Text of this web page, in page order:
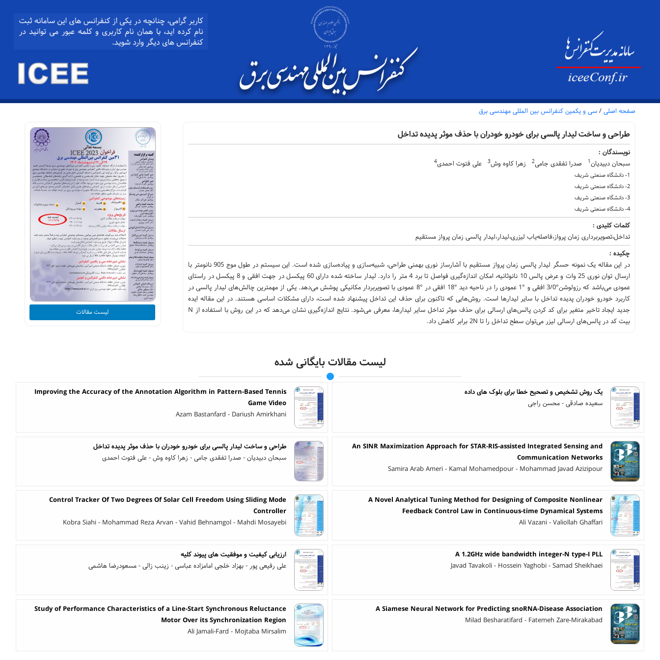
صفحه اصلی / سی و یکمین کنفرانس بین المللی مهندسی برق
طراحی و ساخت لیدار پالسی برای خودرو خودران با حذف موثر پدیده تداخل
نویسندگان :
سبحان دبیدیان1 صدرا تفقدی جامی2 زهرا کاوه وش3 علی فتوت احمدی4
1- دانشگاه صنعتی شریف
2- دانشگاه صنعتی شریف
3- دانشگاه صنعتی شریف
4- دانشگاه صنعتی شریف
کلمات کلیدی :
تداخل،تصویربرداری زمان پرواز،فاصله‌یاب لیزری،لیدار،لیدار پالسی زمان پرواز مستقیم
چکیده :
در این مقاله یک نمونه حسگر لیدار پالسی زمان پرواز مستقیم با آشارساز نوری بهمنی طراحی، شبیه‌سازی و پیاده‌سازی شده است. این سیستم در طول موج 905 نانومتر با
ارسال توان نوری 25 وات و عرض پالس 10 نانوثانیه، امکان اندازه‌گیری فواصل تا برد 4 متر را دارد. لیدار ساخته شده دارای 60 پیکسل در جهت افقی و 8 پیکسل در راستای
عمودی می‌باشد که رزولوشن°3/0 افقی و °1 عمودی را در ناحیه دید °18 افقی در °8 عمودی با تصویربردار مکانیکی پوشش می‌دهد. یکی از مهمترین چالش‌های لیدار پالسی در
کاربرد خودرو خودران پدیده تداخل با سایر لیدارها است. روش‌هایی که تاکنون برای حذف این تداخل پیشنهاد شده است، دارای مشکلات اساسی هستند. در این مقاله ایده
جدید ایجاد تاخیر متغیر برای کد کردن پالس‌های ارسالی برای حذف موثر تداخل سایر لیدارها، معرفی می‌شود. نتایج اندازه‌گیری نشان می‌دهد که در این روش با استفاده از N
بیت کد در پالس‌های ارسالی لیزر می‌توان سطح تداخل را تا 2N برابر کاهش داد.
لیست مقالات
لیست مقالات بایگانی شده
یک روش تشخیص و تصحیح خطا برای بلوک های داده
سعیده صادقی - محسن راجی
Improving the Accuracy of the Annotation Algorithm in Pattern-Based Tennis
Game Video
Azam Bastanfard - Dariush Amirkhani
An SINR Maximization Approach for STAR-RIS-assisted Integrated Sensing and
Communication Networks
Samira Arab Ameri - Kamal Mohamedpour - Mohammad Javad Azizipour
طراحی و ساخت لیدار پالسی برای خودرو خودران با حذف موثر پدیده تداخل
سبحان دبیدیان - صدرا تفقدی جامی - زهرا کاوه وش - علی فتوت احمدی
A Novel Analytical Tuning Method for Designing of Composite Nonlinear
Feedback Control Law in Continuous-time Dynamical Systems
Ali Vazani - Valiollah Ghaffari
Control Tracker Of Two Degrees Of Solar Cell Freedom Using Sliding Mode
Controller
Kobra Siahi - Mohammad Reza Arvan - Vahid Behnamgol - Mahdi Mosayebi
A 1.2GHz wide bandwidth integer-N type-I PLL
Javad Tavakoli - Hossein Yaghobi - Samad Sheikhaei
ارزیابی کیفیت و موفقیت های پیوند کلیه
علی رفیعی پور - بهزاد خلجی امامزاده عباسی - زینب زالی - مسعودرضا هاشمی
A Siamese Neural Network for Predicting snoRNA-Disease Association
Milad Besharatifard - Fatemeh Zare-Mirakabad
Study of Performance Characteristics of a Line-Start Synchronous Reluctance
Motor Over its Synchronization Region
Ali Jamali-Fard - Mojtaba Mirsalim